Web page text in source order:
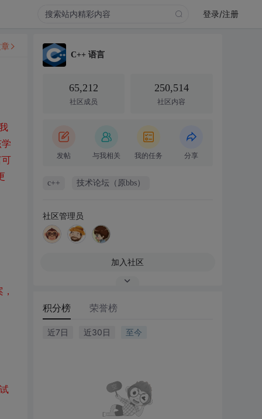
登录/注册
C++ 语言
65,212
社区成员
250,514
社区内容
发帖 与我相关 我的任务 分享
c++ 技术论坛（原bbs）
社区管理员
加入社区
积分榜 荣誉榜
近7日 近30日 至今